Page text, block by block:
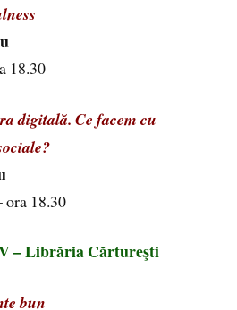
18.30
digitală. Ce facem cu
18.30
– Librăria Cărtureşti
bun